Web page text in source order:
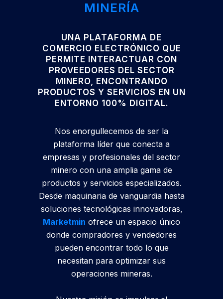
MINERÍA
UNA PLATAFORMA DE
COMERCIO ELECTRÓNICO QUE
PERMITE INTERACTUAR CON
PROVEEDORES DEL SECTOR
MINERO, ENCONTRANDO
PRODUCTOS Y SERVICIOS EN UN
ENTORNO 100% DIGITAL.
Nos enorgullecemos de ser la
plataforma líder que conecta a
empresas y profesionales del sector
minero con una amplia gama de
productos y servicios especializados.
Desde maquinaria de vanguardia hasta
soluciones tecnológicas innovadoras,
Marketmin ofrece un espacio único
donde compradores y vendedores
pueden encontrar todo lo que
necesitan para optimizar sus
operaciones mineras.